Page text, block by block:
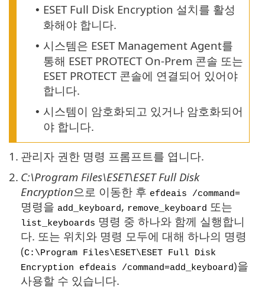
• ESET Full Disk Encryption 설치를 활성
화해야 합니다.
• 시스템은 ESET Management Agent를
통해 ESET PROTECT On-Prem 콘솔 또는
ESET PROTECT 콘솔에 연결되어 있어야
합니다.
• 시스템이 암호화되고 있거나 암호화되어
야 합니다.
1. 관리자 권한 명령 프롬프트를 엽니다.
2. C:\Program Files\ESET\ESET Full Disk
Encryption으로 이동한 후 efdeais /command=
명령을 add_keyboard, remove_keyboard 또는
list_keyboards 명령 중 하나와 함께 실행합니
다. 또는 위치와 명령 모두에 대해 하나의 명령
(C:\Program Files\ESET\ESET Full Disk
Encryption efdeais /command=add_keyboard)을
사용할 수 있습니다.